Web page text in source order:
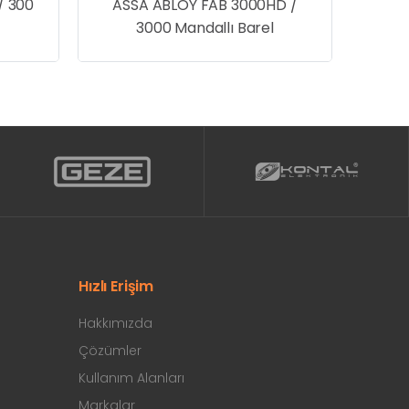
300
ASSA ABLOY FAB 3000HD /
3000 Mandallı Barel
Hızlı Erişim
Hakkımızda
Çözümler
Kullanım Alanları
Markalar